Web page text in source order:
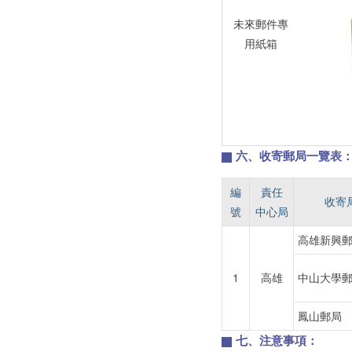
未來郵件專
用紙箱
六、收寄郵局一覽表
編
號
責任
中心局
收寄
1 高雄
高雄新興
中山大學
鳳山郵局
七、注意事項：